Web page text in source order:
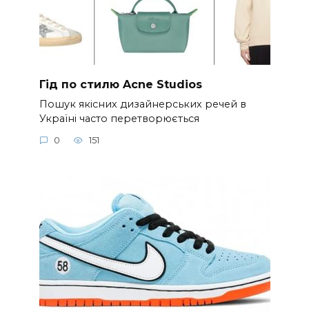
Гід по стилю Acne Studios
Пошук якісних дизайнерських речей в
Україні часто перетворюється
0 151